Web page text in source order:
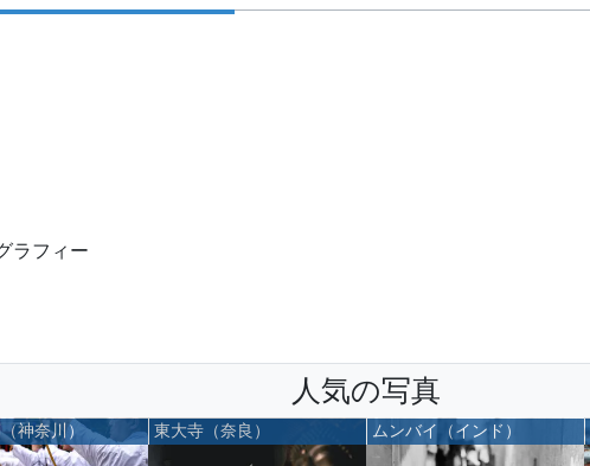
ラフィー
人気の写真
神奈川） 東大寺（奈良） ムンバイ（インド）